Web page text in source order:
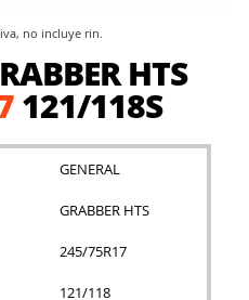
HTS
121/118S
GENERAL
GRABBER HTS
245/75R17
121/118
no incluye rin.